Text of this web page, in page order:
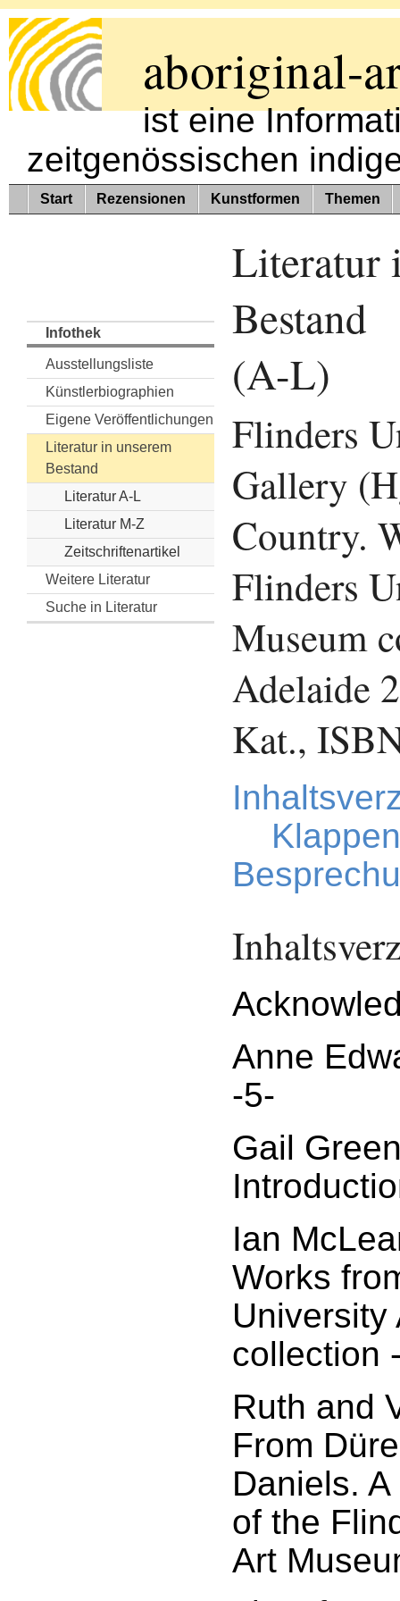
aboriginal-
ist eine
zeitgenössischen
Start Rezensionen Kunstformen Themen
Infothek
Ausstellungsliste
Künstlerbiographien
Eigene Veröffentlichungen
Literatur in unserem
Bestand
Literatur A-L
Literatur M-Z
Zeitschriftenartikel
Weitere Literatur
Suche in Literatur
Literatur
Bestand
(A-L)
Flinders
Gallery
Country.
Flinders
Museum
Adelaide
Kat.,
Anne
-5-
Gail
Ian
Works
University
collection
Ruth and
From
Daniels.
of the
Art